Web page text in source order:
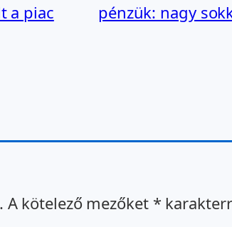
a piac
pénzük: nagy
A kötelező mezőket *